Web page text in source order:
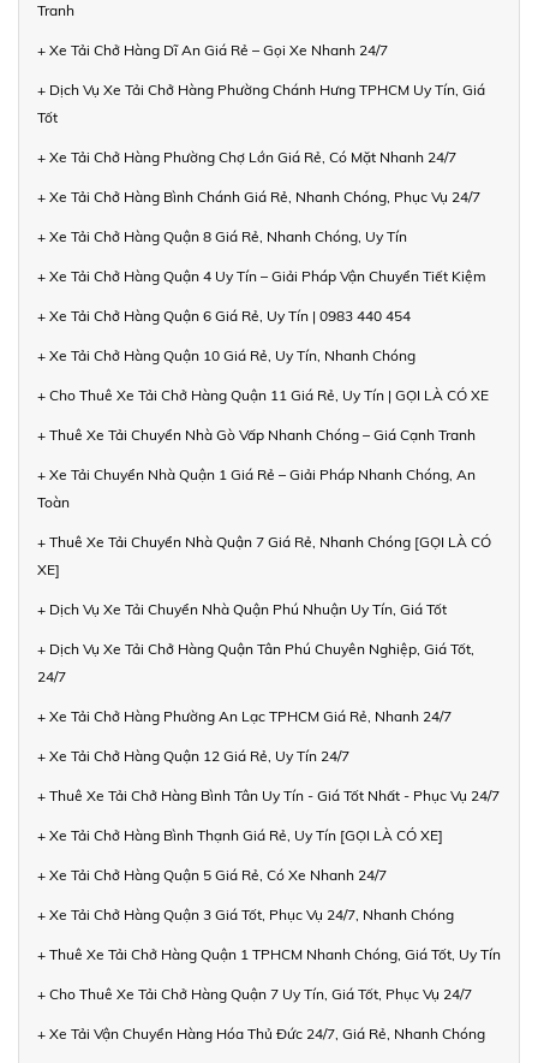
Tranh
+ Xe Tải Chở Hàng Dĩ An Giá Rẻ – Gọi Xe Nhanh 24/7
+ Dịch Vụ Xe Tải Chở Hàng Phường Chánh Hưng TPHCM Uy Tín, Giá
Tốt
+ Xe Tải Chở Hàng Phường Chợ Lớn Giá Rẻ, Có Mặt Nhanh 24/7
+ Xe Tải Chở Hàng Bình Chánh Giá Rẻ, Nhanh Chóng, Phục Vụ 24/7
+ Xe Tải Chở Hàng Quận 8 Giá Rẻ, Nhanh Chóng, Uy Tín
+ Xe Tải Chở Hàng Quận 4 Uy Tín – Giải Pháp Vận Chuyển Tiết Kiệm
+ Xe Tải Chở Hàng Quận 6 Giá Rẻ, Uy Tín | 0983 440 454
+ Xe Tải Chở Hàng Quận 10 Giá Rẻ, Uy Tín, Nhanh Chóng
+ Cho Thuê Xe Tải Chở Hàng Quận 11 Giá Rẻ, Uy Tín | GỌI LÀ CÓ XE
+ Thuê Xe Tải Chuyển Nhà Gò Vấp Nhanh Chóng – Giá Cạnh Tranh
+ Xe Tải Chuyển Nhà Quận 1 Giá Rẻ – Giải Pháp Nhanh Chóng, An
Toàn
+ Thuê Xe Tải Chuyển Nhà Quận 7 Giá Rẻ, Nhanh Chóng [GỌI LÀ CÓ
XE]
+ Dịch Vụ Xe Tải Chuyển Nhà Quận Phú Nhuận Uy Tín, Giá Tốt
+ Dịch Vụ Xe Tải Chở Hàng Quận Tân Phú Chuyên Nghiệp, Giá Tốt,
24/7
+ Xe Tải Chở Hàng Phường An Lạc TPHCM Giá Rẻ, Nhanh 24/7
+ Xe Tải Chở Hàng Quận 12 Giá Rẻ, Uy Tín 24/7
+ Thuê Xe Tải Chở Hàng Bình Tân Uy Tín - Giá Tốt Nhất - Phục Vụ 24/7
+ Xe Tải Chở Hàng Bình Thạnh Giá Rẻ, Uy Tín [GỌI LÀ CÓ XE]
+ Xe Tải Chở Hàng Quận 5 Giá Rẻ, Có Xe Nhanh 24/7
+ Xe Tải Chở Hàng Quận 3 Giá Tốt, Phục Vụ 24/7, Nhanh Chóng
+ Thuê Xe Tải Chở Hàng Quận 1 TPHCM Nhanh Chóng, Giá Tốt, Uy Tín
+ Cho Thuê Xe Tải Chở Hàng Quận 7 Uy Tín, Giá Tốt, Phục Vụ 24/7
+ Xe Tải Vận Chuyển Hàng Hóa Thủ Đức 24/7, Giá Rẻ, Nhanh Chóng